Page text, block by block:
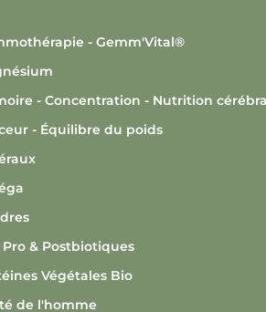
- Gemm'Vital®
- Concentration - Nutrition
- Équilibre du poids
Pro & Postbiotiques
Végétales Bio
de l'homme